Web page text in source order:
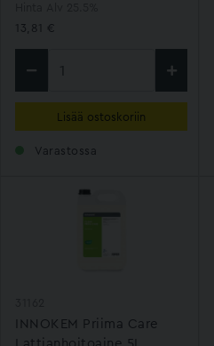
Varastossa
13,81 €
Lisää ostoskoriin
INNOKEM Priima Care